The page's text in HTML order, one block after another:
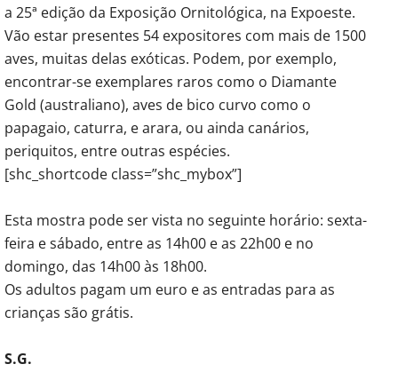
a 25ª edição da Exposição Ornitológica, na Expoeste.
Vão estar presentes 54 expositores com mais de 1500
aves, muitas delas exóticas. Podem, por exemplo,
encontrar-se exemplares raros como o Diamante
Gold (australiano), aves de bico curvo como o
papagaio, caturra, e arara, ou ainda canários,
periquitos, entre outras espécies.
[shc_shortcode class=”shc_mybox”]
Esta mostra pode ser vista no seguinte horário: sexta-
feira e sábado, entre as 14h00 e as 22h00 e no
domingo, das 14h00 às 18h00.
Os adultos pagam um euro e as entradas para as
crianças são grátis.
S.G.